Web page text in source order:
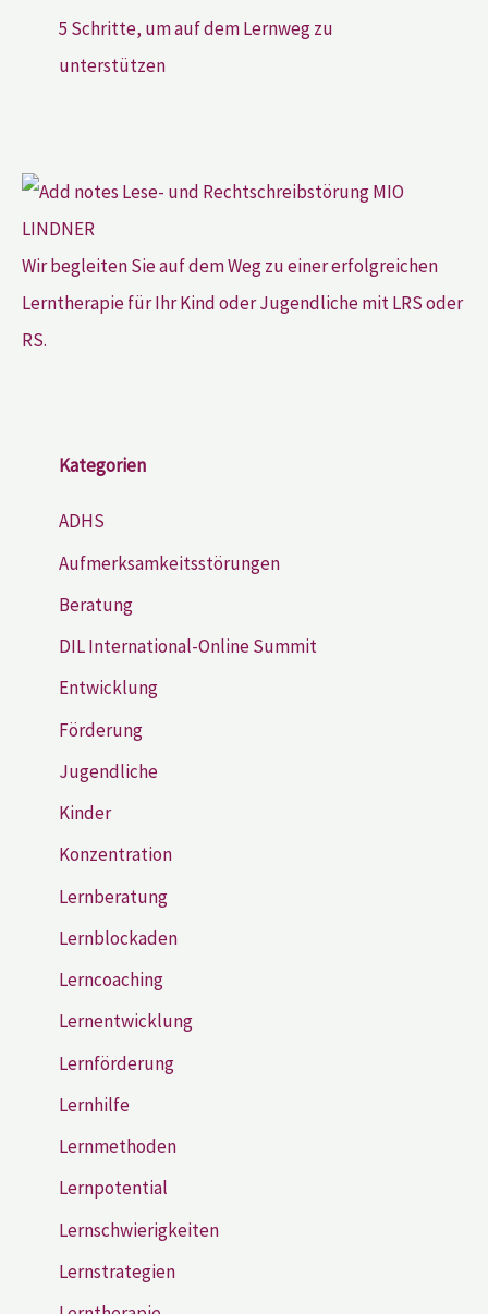
5 Schritte, um auf dem Lernweg zu
unterstützen
Wir begleiten Sie auf dem Weg zu einer erfolgreichen
Lerntherapie für Ihr Kind oder Jugendliche mit LRS oder
RS.
Kategorien
ADHS
Aufmerksamkeitsstörungen
Beratung
DIL International-Online Summit
Entwicklung
Förderung
Jugendliche
Kinder
Konzentration
Lernberatung
Lernblockaden
Lerncoaching
Lernentwicklung
Lernförderung
Lernhilfe
Lernmethoden
Lernpotential
Lernschwierigkeiten
Lernstrategien